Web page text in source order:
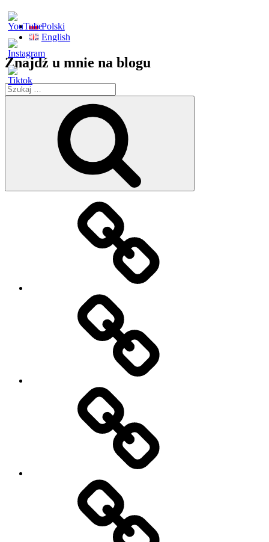
Polski
English
Znajdź u mnie na blogu
Szukaj: